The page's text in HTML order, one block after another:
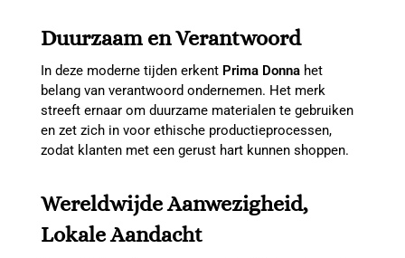
Duurzaam en Verantwoord
In deze moderne tijden erkent Prima Donna het
belang van verantwoord ondernemen. Het merk
streeft ernaar om duurzame materialen te gebruiken
en zet zich in voor ethische productieprocessen,
zodat klanten met een gerust hart kunnen shoppen.
Wereldwijde Aanwezigheid,
Lokale Aandacht